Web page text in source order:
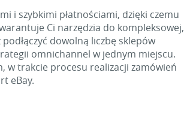
i szybkimi płatnościami, dzięki czemu
Ci narzędzia do kompleksowej,
dowolną liczbę sklepów
omnichannel w jednym miejscu.
w trakcie procesu realizacji zamówień
eBay.